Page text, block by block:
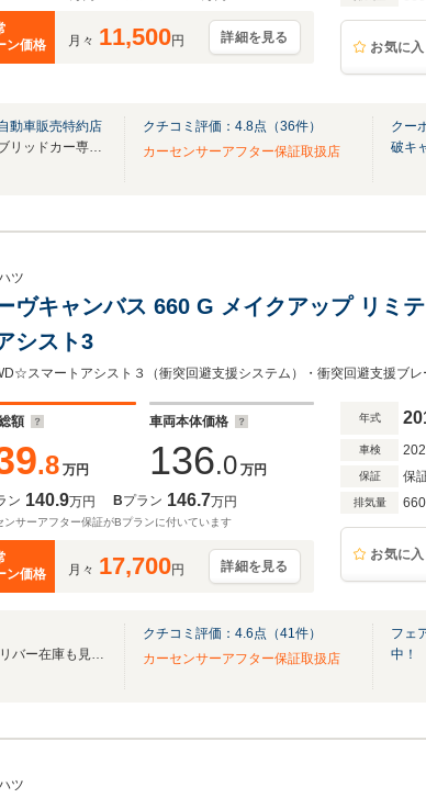
ン価格
月々 11,500円 詳細を見る
お気に
動車販売特約店
クチコミ評価： 4.8点（36件）
カーセンサーアフター保証取扱店
クー
破キ
ツ
ヴキャンバス 660 G メイクアップ リミ
シスト3
額
.8 万円
車両本体価格
136.0 万円
ン 140.9万円 Bプラン 146.7万円
ンサーアフター保証がBプランに付いています
ン価格
月々 17,700円 詳細を見る
年式
車検
保証 保
排気量
お気に
クチコミ評価： 4.6 点（41 件）
カーセンサーアフター保証取扱店
フェ
中！
ツ